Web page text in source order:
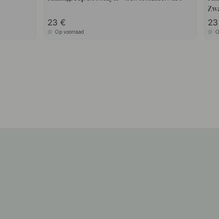
23
Op voorraad